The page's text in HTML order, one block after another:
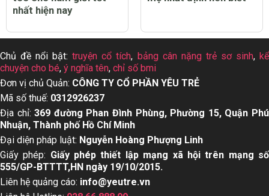
nhất hiện nay
Chủ đề nổi bật:truyện cổ tích, bảng cân nặng trẻ sơ sinh,kể
chuyện cho bé, ý nghĩa tên, chỉ số bmi
Đơn vị chủ Quản: CÔNG TY CỔ PHẦN YÊU TRẺ
Mã số thuế: 0312926237
Địa chỉ:369 đường Phan Đình Phùng, Phường 15, Quận Phú
Nhuận, Thành phố Hồ Chí Minh
Đại diện pháp luật: Nguyễn Hoàng Phượng Linh
Giấy phép: Giấy phép thiết lập mạng xã hội trên mạng số
555/GP-BTTTT,HN ngày 19/10/2015.
Liên hệ quảng cáo: info@yeutre.vn